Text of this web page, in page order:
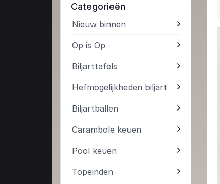
Categorieën
Nieuw binnen
Op is Op
Biljarttafels
Hefmogelijkheden biljart
Biljartballen
Carambole keuen
Pool keuen
Topeinden